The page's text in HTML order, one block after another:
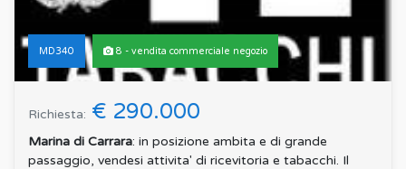
MD340 8 - vendita commerciale negozio
Richiesta: € 290.000
Marina di Carrara: in posizione ambita e di grande
passaggio, vendesi attivita' di ricevitoria e tabacchi. Il